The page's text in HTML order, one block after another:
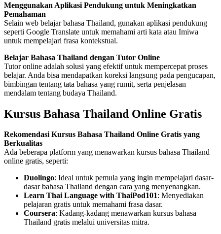
Menggunakan Aplikasi Pendukung untuk Meningkatkan
Pemahaman
Selain web belajar bahasa Thailand, gunakan aplikasi pendukung
seperti Google Translate untuk memahami arti kata atau Imiwa
untuk mempelajari frasa kontekstual.
Belajar Bahasa Thailand dengan Tutor Online
Tutor online adalah solusi yang efektif untuk mempercepat proses
belajar. Anda bisa mendapatkan koreksi langsung pada pengucapan,
bimbingan tentang tata bahasa yang rumit, serta penjelasan
mendalam tentang budaya Thailand.
Kursus Bahasa Thailand Online Gratis
Rekomendasi Kursus Bahasa Thailand Online Gratis yang
Berkualitas
Ada beberapa platform yang menawarkan kursus bahasa Thailand
online gratis, seperti:
Duolingo: Ideal untuk pemula yang ingin mempelajari dasar-
dasar bahasa Thailand dengan cara yang menyenangkan.
Learn Thai Language with ThaiPod101: Menyediakan
pelajaran gratis untuk memahami frasa dasar.
Coursera: Kadang-kadang menawarkan kursus bahasa
Thailand gratis melalui universitas mitra.